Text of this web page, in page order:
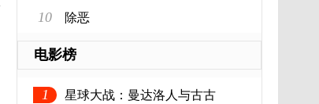
10 除恶
电影榜
1 星球大战：曼达洛人与古古